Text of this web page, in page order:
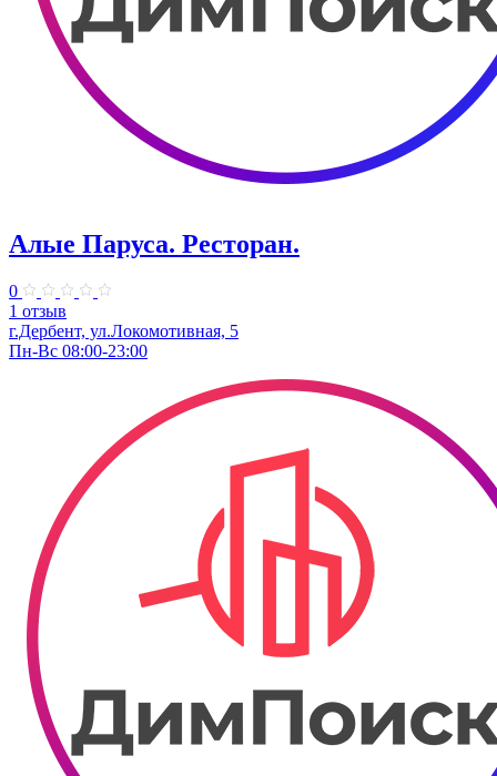
Алые Паруса. Ресторан.
0
1 отзыв
г.Дербент, ​ул.Локомотивная, 5
Пн-Вс 08:00-23:00